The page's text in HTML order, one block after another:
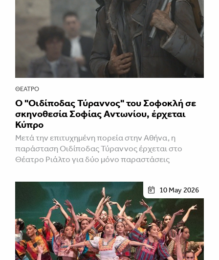
ΘΈΑΤΡΟ
O "Οιδίποδας Τύραννος" του Σοφοκλή σε
σκηvoθεσία Σοφίας Αvτωvίου, έρχεται
Κύπρο
Μετά την επιτυχημένη πορεία στην Αθήνα, η
παράσταση Οιδίποδας Τύραννος έρχεται στο
Θέατρο Ριάλτο για δύο μόνο παραστάσεις
10 May 2026